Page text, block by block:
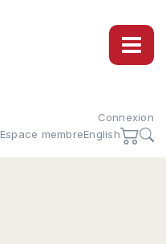
Connexion
Espace membreEnglish